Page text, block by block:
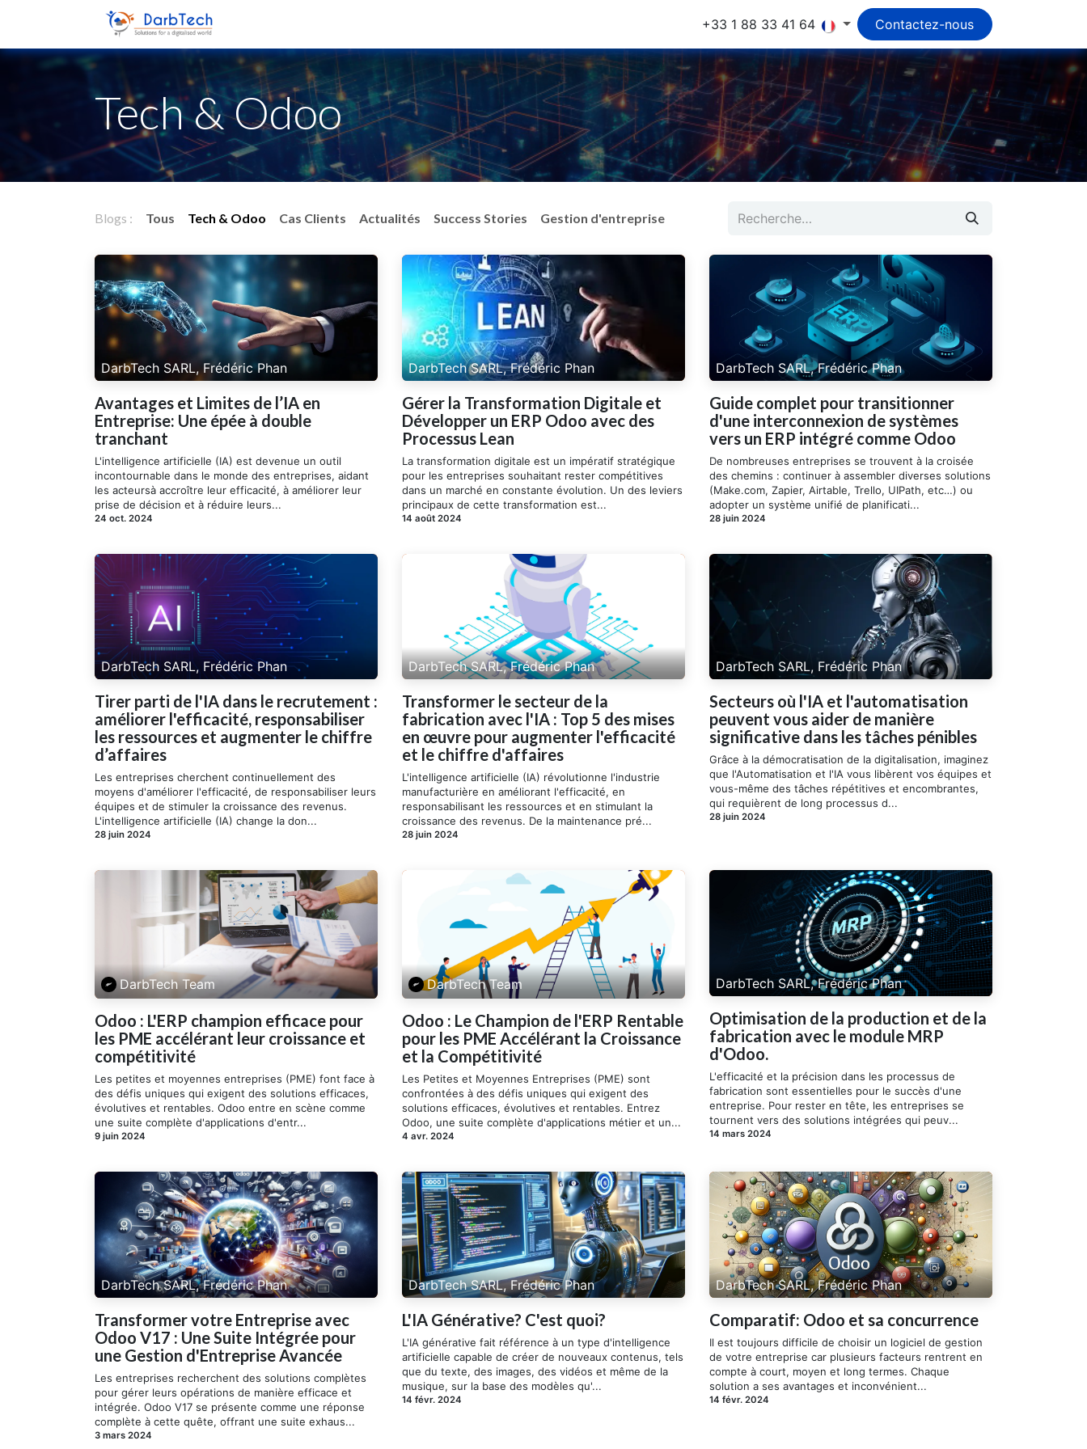
Se rendre au contenu
+33 1 88 33 41 64 Contactez-nous
Tech & Odoo
Blogs : Tous Tech & Odoo Cas Clients Actualités Success Stories Gestion d'entreprise
DarbTech SARL, Frédéric Phan
Avantages et Limites de l’IA en
Entreprise: Une épée à double
tranchant
L'intelligence artificielle (IA) est devenue un outil
incontournable dans le monde des entreprises, aidant
les acteursà accroître leur efficacité, à améliorer leur
prise de décision et à réduire leurs...
24 oct. 2024
DarbTech SARL, Frédéric Phan
Gérer la Transformation Digitale et
Développer un ERP Odoo avec des
Processus Lean
La transformation digitale est un impératif stratégique
pour les entreprises souhaitant rester compétitives
dans un marché en constante évolution. Un des leviers
principaux de cette transformation est...
14 août 2024
DarbTech SARL, Frédéric Phan
Guide complet pour transitionner
d'une interconnexion de systèmes
vers un ERP intégré comme Odoo
De nombreuses entreprises se trouvent à la croisée
des chemins : continuer à assembler diverses solutions
(Make.com, Zapier, Airtable, Trello, UIPath, etc…) ou
adopter un système unifié de planificati...
28 juin 2024
DarbTech SARL, Frédéric Phan
Tirer parti de l'IA dans le recrutement :
améliorer l'efficacité, responsabiliser
les ressources et augmenter le chiffre
d’affaires
Les entreprises cherchent continuellement des
moyens d'améliorer l'efficacité, de responsabiliser leurs
équipes et de stimuler la croissance des revenus.
L'intelligence artificielle (IA) change la don...
28 juin 2024
DarbTech SARL, Frédéric Phan
Transformer le secteur de la
fabrication avec l'IA : Top 5 des mises
en œuvre pour augmenter l'efficacité
et le chiffre d'affaires
L'intelligence artificielle (IA) révolutionne l'industrie
manufacturière en améliorant l'efficacité, en
responsabilisant les ressources et en stimulant la
croissance des revenus. De la maintenance pré...
28 juin 2024
DarbTech SARL, Frédéric Phan
Secteurs où l'IA et l'automatisation
peuvent vous aider de manière
significative dans les tâches pénibles
Grâce à la démocratisation de la digitalisation, imaginez
que l'Automatisation et l'IA vous libèrent vos équipes et
vous-même des tâches répétitives et encombrantes,
qui requièrent de long processus d...
28 juin 2024
DarbTech Team
Odoo : L'ERP champion efficace pour
les PME accélérant leur croissance et
compétitivité
Les petites et moyennes entreprises (PME) font face à
des défis uniques qui exigent des solutions efficaces,
évolutives et rentables. Odoo entre en scène comme
une suite complète d'applications d'entr...
9 juin 2024
DarbTech Team
Odoo : Le Champion de l'ERP Rentable
pour les PME Accélérant la Croissance
et la Compétitivité
Les Petites et Moyennes Entreprises (PME) sont
confrontées à des défis uniques qui exigent des
solutions efficaces, évolutives et rentables. Entrez
Odoo, une suite complète d'applications métier et un...
4 avr. 2024
DarbTech SARL, Frédéric Phan
Optimisation de la production et de la
fabrication avec le module MRP
d'Odoo.
L'efficacité et la précision dans les processus de
fabrication sont essentielles pour le succès d'une
entreprise. Pour rester en tête, les entreprises se
tournent vers des solutions intégrées qui peuv...
14 mars 2024
DarbTech SARL, Frédéric Phan
Transformer votre Entreprise avec
Odoo V17 : Une Suite Intégrée pour
une Gestion d'Entreprise Avancée
Les entreprises recherchent des solutions complètes
pour gérer leurs opérations de manière efficace et
intégrée. Odoo V17 se présente comme une réponse
complète à cette quête, offrant une suite exhaus...
3 mars 2024
DarbTech SARL, Frédéric Phan
L'IA Générative? C'est quoi?
L'IA générative fait référence à un type d'intelligence
artificielle capable de créer de nouveaux contenus, tels
que du texte, des images, des vidéos et même de la
musique, sur la base des modèles qu'...
14 févr. 2024
DarbTech SARL, Frédéric Phan
Comparatif: Odoo et sa concurrence
Il est toujours difficile de choisir un logiciel de gestion
de votre entreprise car plusieurs facteurs rentrent en
compte à court, moyen et long termes. Chaque
solution a ses avantages et inconvénient...
14 févr. 2024